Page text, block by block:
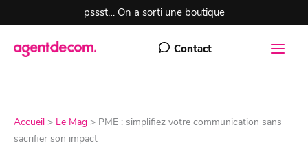
au
contenu
pssst… On a sorti une boutique
Contact
Accueil > Le Mag > PME : simplifiez votre communication sans
sacrifier son impact